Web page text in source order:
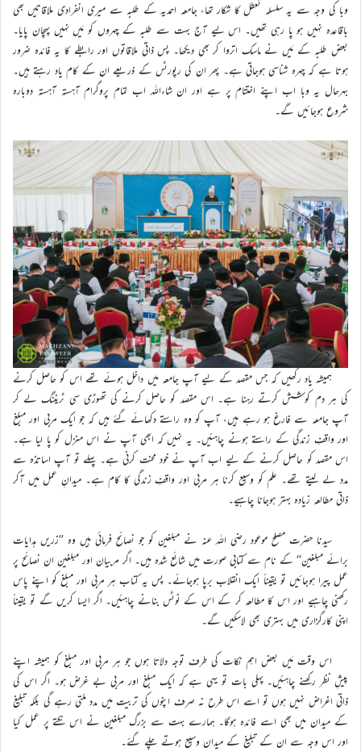
وبا کی وجہ سے یہ سلسلہ تعطل کا شکار تھا، جامعہ احمدیہ کے طلبہ سے میری انفرادی ملاقاتیں بھی
باقاعدہ نہیں ہو پا رہی تھیں۔ اس لیے آج بہت سے طلبہ کے چہروں کو مَیں نہیں پہچان پایا۔
بعض طلبہ کے مَیں نے ماسک اتروا کر بھی دیکھا۔ پس ذاتی ملاقاتوں اور رابطے کا یہ فائدہ ضرور
ہوتا ہے کہ چہرہ شناسی ہوجاتی ہے۔ پھر ان کی رپورٹس کے ذریعے ان کے کام یاد رہتے ہیں۔
بہرحال یہ وبا اب اپنے اختتام پر ہے اور ان شاءاللہ اب تمام پروگرام آہستہ آہستہ دوبارہ
شروع ہوجائیں گے۔
ہمیشہ یاد رکھیں کہ جس مقصد کے لیے آپ جامعہ میں داخل ہوئے تھے اس کو حاصل کرنے
کی ہر دم کوشش کرتے رہنا ہے۔ اس مقصد کو حاصل کرنے کی تھوڑی سی ٹریننگ لے کر
آپ جامعہ سے فارغ ہو رہے ہیں، آپ کو وہ راستے دکھائے گئے ہیں کہ جو ایک مربی اور مبلغ
اور واقفِ زندگی کے راستے ہونے چاہئیں۔ یہ نہیں کہ ابھی آپ نے اس منزل کو پا لیا ہے۔
اس مقصد کو حاصل کرنے کے لیے اب آپ نے خود محنت کرنی ہے۔ پہلے تو آپ اساتذہ سے
مدد لے لیتے تھے۔ علم کو وسیع کرنا ہر مربی اور واقفِ زندگی کا کام ہے۔ میدانِ عمل میں آکر
ذاتی مطالعہ زیادہ بہتر ہوجانا چاہیے۔
سیدنا حضرت مصلح موعود رضی اللہ عنہ نے مبلغین کو جو نصائح فرمائی ہیں وہ ’’زریں ہدایات
برائے مبلغین‘‘ کے نام سے کتابی صورت میں شائع شدہ ہیں۔ اگر مربیان اور مبلغین ان نصائح پر
عمل پیرا ہوجائیں تو یقیناً ایک انقلاب برپا ہوجائے۔ پس یہ کتاب ہر مربی اور مبلغ کو اپنے پاس
رکھنی چاہیے اور اس کا مطالعہ کر کے اس کے نوٹس بنانے چاہئیں۔ اگر ایسا کریں گے تو یقیناً
اپنی کارگزاری میں بہتری بھی لاسکیں گے۔
اس وقت مَیں بعض اہم نکات کی طرف توجہ دلاتا ہوں جو ہر مربی اور مبلغ کو ہمیشہ اپنے
پیشِ نظر رکھنے چاہئیں۔ پہلی بات تو یہی ہے کہ ایک مبلغ اور مربی بے غرض ہو۔ اگر اس کی
ذاتی اغراض نہیں ہوں تو اسے اس طرح نہ صرف اپنوں کی تربیت میں مدد ملتی رہے گی بلکہ تبلیغ
کے میدان میں بھی اسے فائدہ ہوگا۔ ہمارے بہت سے بزرگ مبلغین نے اس نکتے پر عمل کیا
اور اس وجہ سے ان کے تبلیغ کے میدان وسیع ہوتے چلے گئے۔